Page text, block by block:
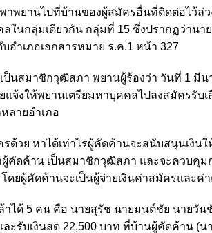
พยานไปที่บ้านของผู้สมัครอื่นที่ติดต่อไว้ล่ว
ในกลุ่มเดียวกัน กลุ่มที่ 15 ซึ่งปรากฏว่านา
อำเภอเอกสารหมาย ร.ค.1 หน้า 327
ป็นสมาชิกวุฒิสภา พยานผู้ร้องว่า วันที่ 1 มี
แจ้งให้พยานเตรียมหาบุคคลไปลงสมัครรับ
ลายอำเภอ
วย หาได้เท่าไรผู้คัดค้านจะสนับสนุนเงิน
ผู้คัดค้าน เป็นสมาชิกวุฒิสภา และจะควบคุ
ดยผู้คัดค้านจะเป็นผู้จ่ายเงินค่าสมัครและ
ได้ 5 คน คือ นายสุรัช นายมนต์ชัย นายวั
รับเงินสด 22,500 บาท ที่บ้านผู้คัดค้าน (น